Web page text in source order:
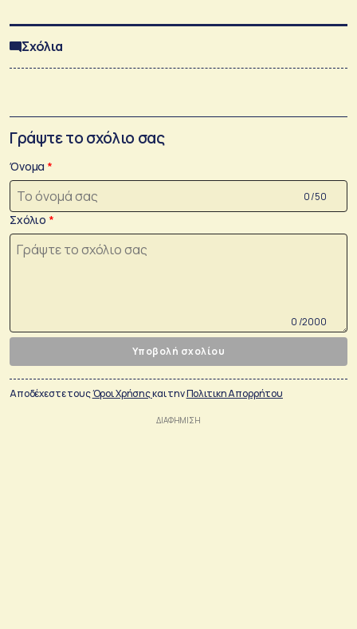
Σχόλια
Γράψτε το σχόλιο σας
Όνομα
0 /50
Σχόλιο
0 /2000
Υποβολή σχολίου
Αποδέχεστε τουςΌροι Χρήσηςκαι τηνΠολιτικη Απορρήτου